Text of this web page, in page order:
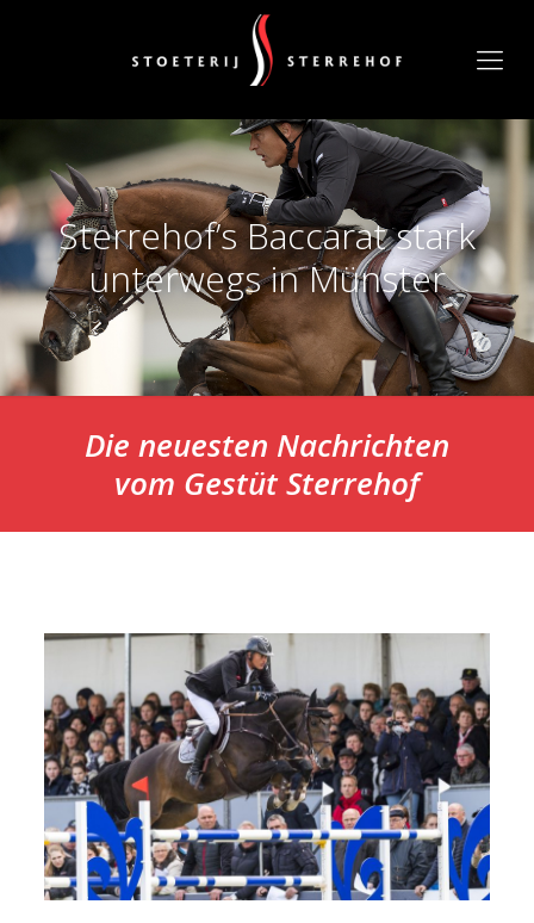
Sterrehof’s Baccarat stark
unterwegs in Münster
Die neuesten Nachrichten
vom Gestüt Sterrehof